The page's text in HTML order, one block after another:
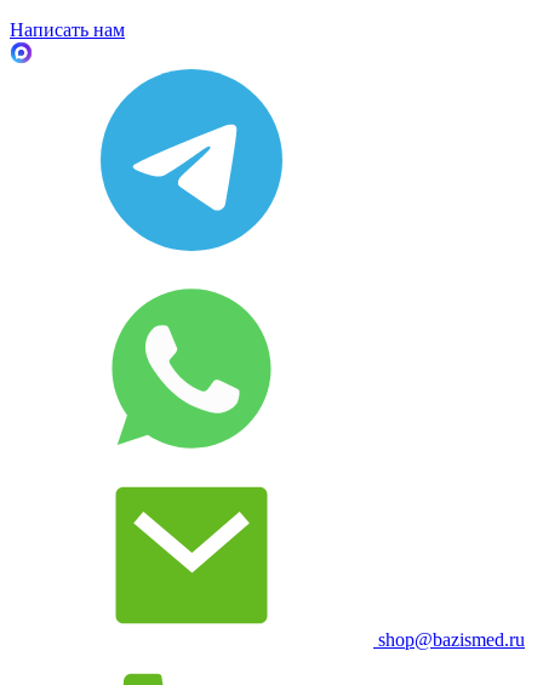
Написать нам
shop@bazismed.ru